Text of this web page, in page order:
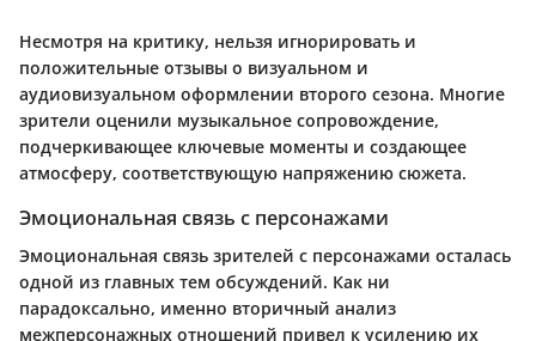
Несмотря на критику, нельзя игнорировать и
положительные отзывы о визуальном и
аудиовизуальном оформлении второго сезона. Многие
зрители оценили музыкальное сопровождение,
подчеркивающее ключевые моменты и создающее
атмосферу, соответствующую напряжению сюжета.
Эмоциональная связь с персонажами
Эмоциональная связь зрителей с персонажами осталась
одной из главных тем обсуждений. Как ни
парадоксально, именно вторичный анализ
межперсонажных отношений привел к усилению их